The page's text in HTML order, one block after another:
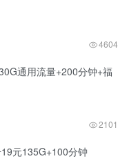
4604
通用流量+200分钟+福
2101
元135G+100分钟